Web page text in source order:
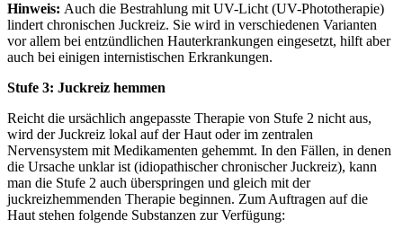
Hinweis: Auch die Bestrahlung mit UV-Licht (UV-Phototherapie)
lindert chronischen Juckreiz. Sie wird in verschiedenen Varianten
vor allem bei entzündlichen Hauterkrankungen eingesetzt, hilft aber
auch bei einigen internistischen Erkrankungen.
Stufe 3: Juckreiz hemmen
Reicht die ursächlich angepasste Therapie von Stufe 2 nicht aus,
wird der Juckreiz lokal auf der Haut oder im zentralen
Nervensystem mit Medikamenten gehemmt. In den Fällen, in denen
die Ursache unklar ist (idiopathischer chronischer Juckreiz), kann
man die Stufe 2 auch überspringen und gleich mit der
juckreizhemmenden Therapie beginnen. Zum Auftragen auf die
Haut stehen folgende Substanzen zur Verfügung: